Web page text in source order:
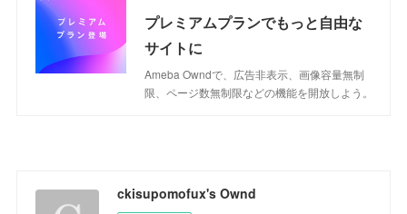
プレミアムプランでもっと自由な
サイトに
Ameba Owndで、広告非表示、画像容量無制
限、ページ数無制限などの機能を開放しよう。
ckisupomofux's Ownd